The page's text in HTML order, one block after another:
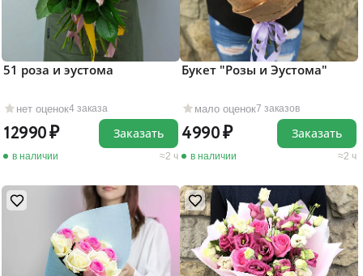
нет оценок4 заказа
51 роза и эустома
12990
в наличии 2 ч
Заказать
мало оценок7 заказов
Букет "Розы и Эустома"
4990
в наличии 2 ч
Заказать